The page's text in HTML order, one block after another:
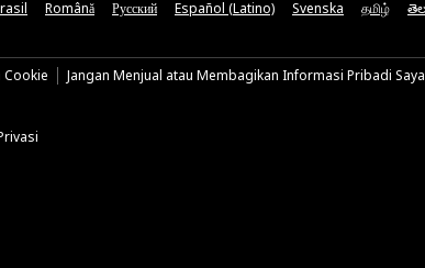
Română Русский Español (Latino) Svenska தமிழ்
Cookie Jangan Menjual atau Membagikan Informasi Pribadi Saya